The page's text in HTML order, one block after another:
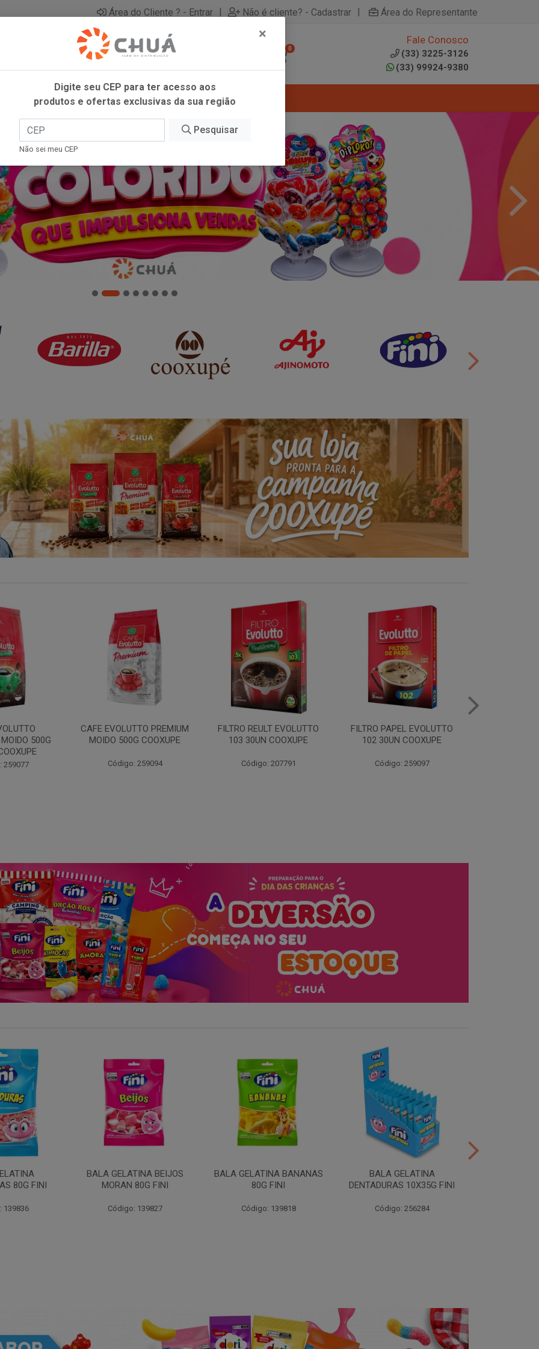
Área do Cliente ? - Entrar | Não é cliente? - Cadastrar | Área do Representante
0
Fale Conosco
(33) 3225-3126
(33) 99924-9380
PREMIUM
COOXUPE
259094
FILTRO REULT EVOLUTTO
103 30UN COOXUPE
Código: 207791
FILTRO PAPEL EVOLUTTO
102 30UN COOXUPE
Código: 259097
FILTRO PAPEL EVOLUTTO
103 30UN COOXUPE
Código: 259098
80G FINI
139836
BALA GELATINA BEIJOS
MORAN 80G FINI
Código: 139827
BALA GELATINA BANANAS
80G FINI
Código: 139818
BALA GELATINA
DENTADURAS 10X35G FINI
Código: 256284
×
Digite seu CEP para ter acesso aos
produtos e ofertas exclusivas da sua região
Pesquisar
Não sei meu CEP